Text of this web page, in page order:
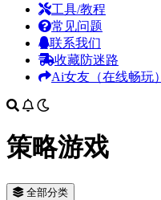
工具/教程
常见问题
联系我们
收藏防迷路
Ai女友（在线畅玩）
策略游戏
全部分类